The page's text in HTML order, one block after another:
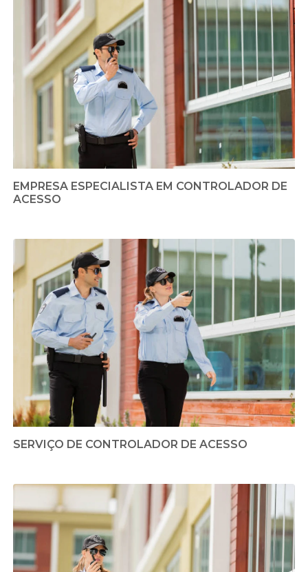
EMPRESA ESPECIALISTA EM CONTROLADOR DE
ACESSO
SERVIÇO DE CONTROLADOR DE ACESSO